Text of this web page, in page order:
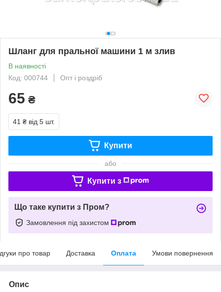
Шланг для пральної машини 1 м злив
В наявності
Код: 000744
Опт і роздріб
65 ₴
41 ₴ від 5 шт.
Купити
або
Купити з
Що таке купити з Пром?
Замовлення під захистом
про товар Доставка Оплата Умови повернення
Опис